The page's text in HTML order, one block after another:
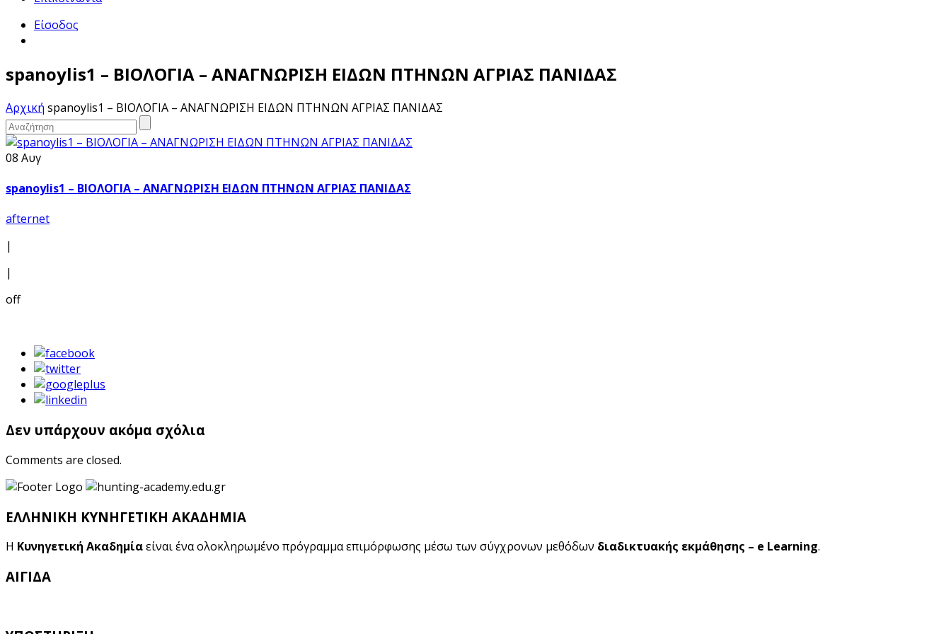
Είσοδος
spanoylis1 – ΒΙΟΛΟΓΙΑ – ΑΝΑΓΝΩΡΙΣΗ ΕΙΔΩΝ ΠΤΗΝΩΝ ΑΓΡΙΑΣ ΠΑΝΙΔΑΣ
Αρχική spanoylis1 – ΒΙΟΛΟΓΙΑ – ΑΝΑΓΝΩΡΙΣΗ ΕΙΔΩΝ ΠΤΗΝΩΝ ΑΓΡΙΑΣ ΠΑΝΙΔΑΣ
08 Αυγ
spanoylis1 – ΒΙΟΛΟΓΙΑ – ΑΝΑΓΝΩΡΙΣΗ ΕΙΔΩΝ ΠΤΗΝΩΝ ΑΓΡΙΑΣ ΠΑΝΙΔΑΣ
afternet
|
|
off
Δεν υπάρχουν ακόμα σχόλια
Comments are closed.
ΕΛΛΗΝΙΚΗ ΚΥΝΗΓΕΤΙΚΗ ΑΚΑΔΗΜΙΑ
Η Κυνηγετική Ακαδημίαείναι ένα ολοκληρωμένο πρόγραμμα επιμόρφωσης μέσω των σύγχρονων μεθόδων διαδικτυακής εκμάθησης – e Learning.
ΑΙΓΙΔΑ